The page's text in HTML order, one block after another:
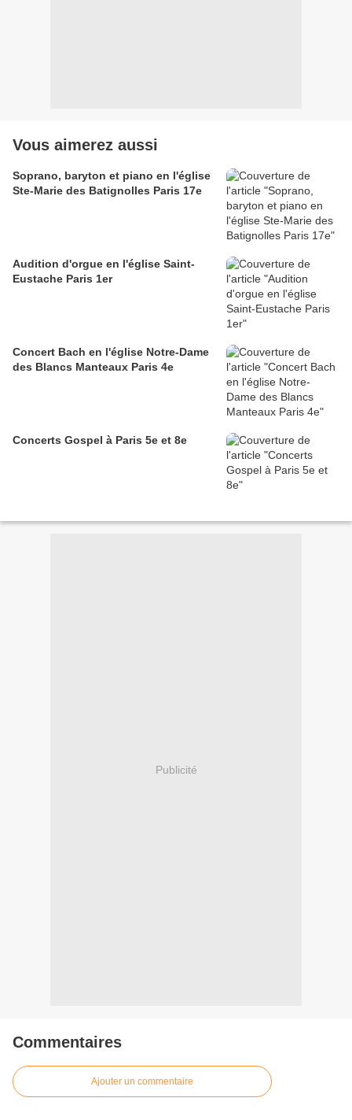
Vous aimerez aussi
Soprano, baryton et piano en l'église
Ste-Marie des Batignolles Paris 17e
Audition d'orgue en l'église Saint-
Eustache Paris 1er
Concert Bach en l'église Notre-Dame
des Blancs Manteaux Paris 4e
Concerts Gospel à Paris 5e et 8e
Publicité
Commentaires
Ajouter un commentaire